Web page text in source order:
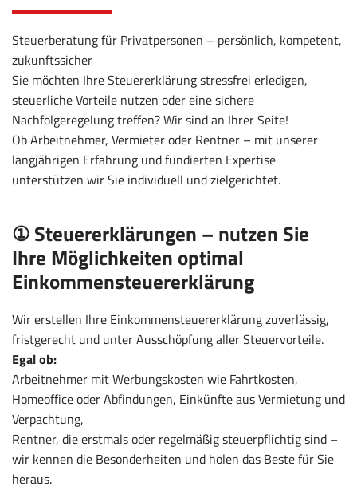
Steuerberatung für Privatpersonen – persönlich, kompetent,
zukunftssicher
Sie möchten Ihre Steuererklärung stressfrei erledigen,
steuerliche Vorteile nutzen oder eine sichere
Nachfolgeregelung treffen? Wir sind an Ihrer Seite!
Ob Arbeitnehmer, Vermieter oder Rentner – mit unserer
langjährigen Erfahrung und fundierten Expertise
unterstützen wir Sie individuell und zielgerichtet.
① Steuererklärungen – nutzen Sie
Ihre Möglichkeiten optimal
Einkommensteuererklärung
Wir erstellen Ihre Einkommensteuererklärung zuverlässig,
fristgerecht und unter Ausschöpfung aller Steuervorteile.
Egal ob:
Arbeitnehmer mit Werbungskosten wie Fahrtkosten,
Homeoffice oder Abfindungen, Einkünfte aus Vermietung und
Verpachtung,
Rentner, die erstmals oder regelmäßig steuerpflichtig sind –
wir kennen die Besonderheiten und holen das Beste für Sie
heraus.